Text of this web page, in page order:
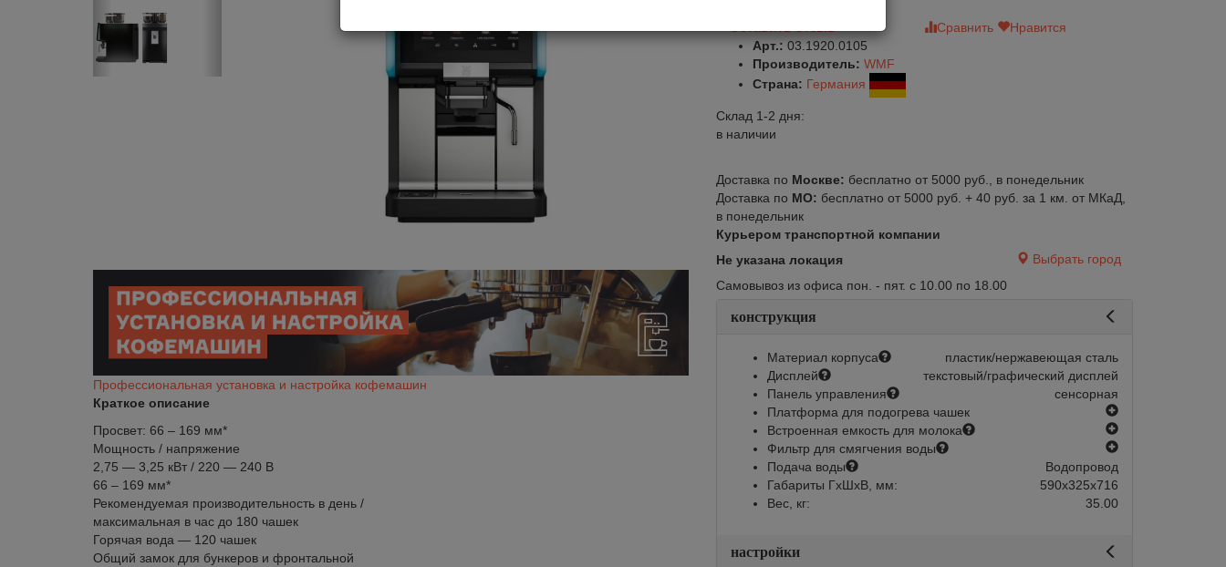
Профессиональная установка и настройка кофемашин
Краткое описание
Просвет: 66 – 169 мм*
Мощность / напряжение
2,75 — 3,25 кВт / 220 — 240 В
66 – 169 мм*
Рекомендуемая производительность в день /
максимальная в час до 180 чашек
Горячая вода — 120 чашек
Общий замок для бункеров и фронтальной
Сравнить
Нравится
Арт.: 03.1920.0105
Производитель: WMF
Страна: Германия
Склад 1-2 дня:
в наличии
Доставка по Москве: бесплатно от 5000 руб., в понедельник
Доставка по МО: бесплатно от 5000 руб. + 40 руб. за 1 км. от МКаД,
в понедельник
Курьером транспортной компании
Не указана локация
Выбрать город
Самовывоз из офиса пон. - пят. с 10.00 по 18.00
конструкция
Материал корпуса
пластик/нержавеющая сталь
Дисплей
текстовый/графический дисплей
Панель управления
сенсорная
Платформа для подогрева чашек
есть
Встроенная емкость для молока
есть
Фильтр для смягчения воды
есть
Подача воды
Водопровод
Габариты ГхШхВ, мм:
590х325х716
Вес, кг:
35.00
настройки